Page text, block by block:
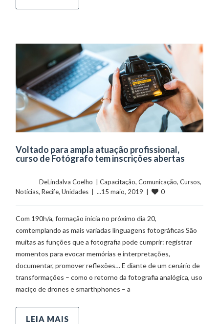
Voltado para ampla atuação profissional,
curso de Fotógrafo tem inscrições abertas
	    	DeLindalva Coelho  |
Capacitação, Comunicação, Cursos
Notícias, Recife, Unidades
  |  ...15 maio, 2019  |
0
Com 190h/a, formação inicia no próximo dia 20,
comtemplando as mais variadas linguagens fotográficas São
muitas as funções que a fotografia pode cumprir: registrar
momentos para evocar memórias e interpretações,
documentar, promover reflexões… E diante de um cenário de
transformações – como o retorno da fotografia analógica, uso
maciço de drones e smarthphones – a
LEIA MAIS